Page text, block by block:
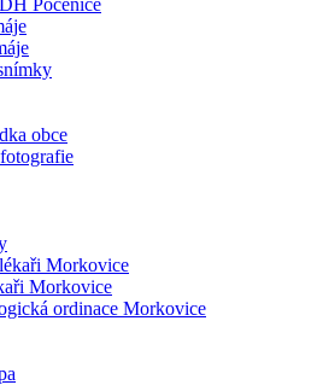
Počenice
obce
Morkovice
Morkovice
ordinace Morkovice